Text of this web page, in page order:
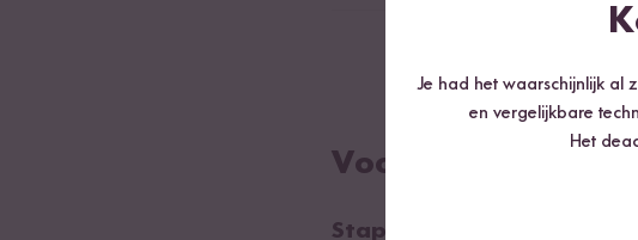
Voorbereiding
Stap 01
Je had het waarschijnlijk al
en vergelijkbare
Het